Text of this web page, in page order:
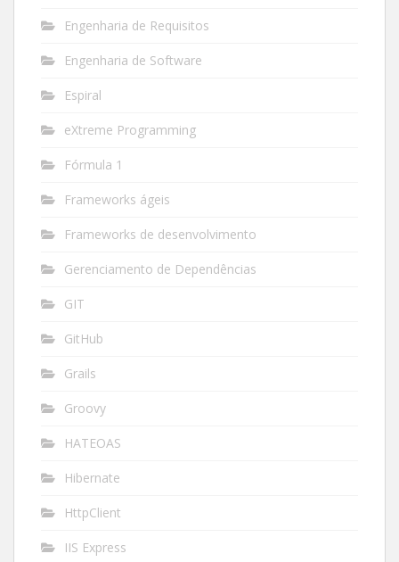
Engenharia de Requisitos
Engenharia de Software
Espiral
eXtreme Programming
Fórmula 1
Frameworks ágeis
Frameworks de desenvolvimento
Gerenciamento de Dependências
GIT
GitHub
Grails
Groovy
HATEOAS
Hibernate
HttpClient
IIS Express